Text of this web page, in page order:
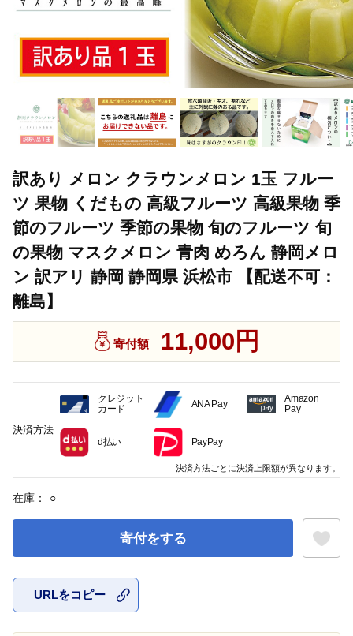
訳あり メロン クラウンメロン 1玉 フルー
ツ 果物 くだもの 高級フルーツ 高級果物 季
節のフルーツ 季節の果物 旬のフルーツ 旬
の果物 マスクメロン 青肉 めろん 静岡メロ
ン 訳アリ 静岡 静岡県 浜松市 【配送不可：
離島】
寄付額 11,000円
在庫： ○
寄付をする
URLをコピー
決済方法
クレジット
カード
ANA Pay
Amazon
Pay
d払い PayPay
決済方法ごとに決済上限額が異なります。